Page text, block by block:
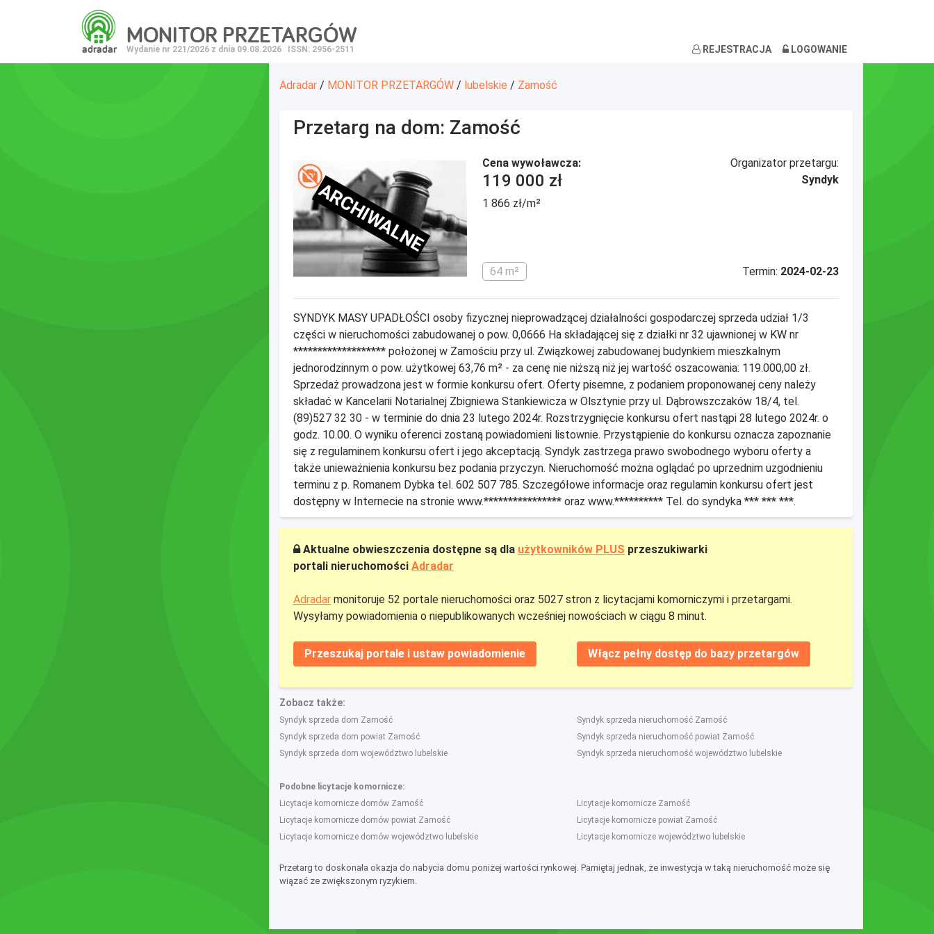
adradar
MONITOR PRZETARGÓW
Wydanie nr 221/2026 z dnia 09.08.2026 ISSN: 2956-2511 REJESTRACJA LOGOWANIE
Adradar / MONITOR PRZETARGÓW / lubelskie / Zamość
Przetarg na dom: Zamość
ARCHIWALNE
Cena wywoławcza:
119 000 zł
1 866 zł/m²
64 m²
Organizator przetargu:
Syndyk
Termin: 2024-02-23
SYNDYK MASY UPADŁOŚCI osoby fizycznej nieprowadzącej działalności gospodarczej sprzeda udział 1/3
części w nieruchomości zabudowanej o pow. 0,0666 Ha składającej się z działki nr 32 ujawnionej w KW nr
******************* położonej w Zamościu przy ul. Związkowej zabudowanej budynkiem mieszkalnym
jednorodzinnym o pow. użytkowej 63,76 m² - za cenę nie niższą niż jej wartość oszacowania: 119.000,00 zł.
Sprzedaż prowadzona jest w formie konkursu ofert. Oferty pisemne, z podaniem proponowanej ceny należy
składać w Kancelarii Notarialnej Zbigniewa Stankiewicza w Olsztynie przy ul. Dąbrowszczaków 18/4, tel.
(89)527 32 30 - w terminie do dnia 23 lutego 2024r. Rozstrzygnięcie konkursu ofert nastąpi 28 lutego 2024r. o
godz. 10.00. O wyniku oferenci zostaną powiadomieni listownie. Przystąpienie do konkursu oznacza zapoznanie
się z regulaminem konkursu ofert i jego akceptacją. Syndyk zastrzega prawo swobodnego wyboru oferty a
także unieważnienia konkursu bez podania przyczyn. Nieruchomość można oglądać po uprzednim uzgodnieniu
terminu z p. Romanem Dybka tel. 602 507 785. Szczegółowe informacje oraz regulamin konkursu ofert jest
dostępny w Internecie na stronie www.**************** oraz www.********** Tel. do syndyka *** *** ***.
Aktualne obwieszczenia dostępne są dla użytkowników PLUS przeszukiwarki
portali nieruchomości Adradar
Adradar monitoruje 52 portale nieruchomości oraz 5027 stron z licytacjami komorniczymi i przetargami.
Wysyłamy powiadomienia o niepublikowanych wcześniej nowościach w ciągu 8 minut.
Przeszukaj portale i ustaw powiadomienie Włącz pełny dostęp do bazy przetargów
Zobacz także:
Syndyk sprzeda dom Zamość
Syndyk sprzeda dom powiat Zamość
Syndyk sprzeda dom województwo lubelskie
Syndyk sprzeda nieruchomość Zamość
Syndyk sprzeda nieruchomość powiat Zamość
Syndyk sprzeda nieruchomość województwo lubelskie
Podobne licytacje komornicze:
Licytacje komornicze domów Zamość
Licytacje komornicze domów powiat Zamość
Licytacje komornicze domów województwo lubelskie
Licytacje komornicze Zamość
Licytacje komornicze powiat Zamość
Licytacje komornicze województwo lubelskie
Przetarg to doskonała okazja do nabycia domu poniżej wartości rynkowej. Pamiętaj jednak, że inwestycja w taką nieruchomość może się
wiązać ze zwiększonym ryzykiem.